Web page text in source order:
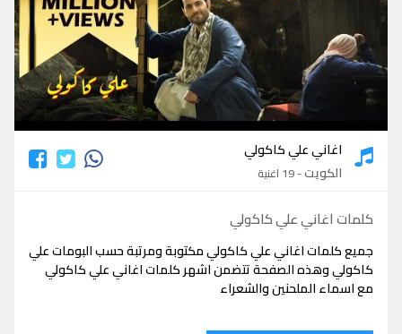
كلمات اغاني علي كاكولي
اغاني علي كاكولي
الكويت- 19 اغنية
كلمات اغاني علي كاكولي
جميع كلمات اغاني علي كاكولي مكتوبة ومرتبة حسب البومات علي
كاكولي وهذه الصفحة تتضمن اشهر كلمات اغاني علي كاكولي
مع اسماء الملحنين والشعراء